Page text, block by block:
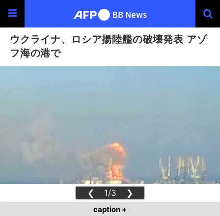
ウクライナ、ロシア揚陸艦の破壊発表 アゾ
フ海の港で
❮ 1/3 ❯
caption +